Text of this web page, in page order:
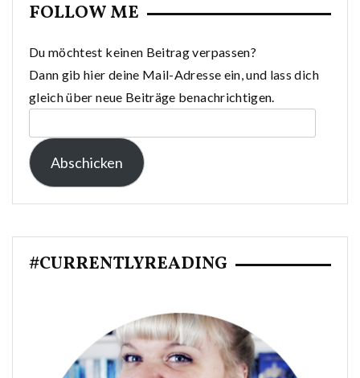
FOLLOW ME
Du möchtest keinen Beitrag verpassen?
Dann gib hier deine Mail-Adresse ein, und lass dich
gleich über neue Beiträge benachrichtigen.
Mail-
Adresse:
Abschicken
#CURRENTLYREADING